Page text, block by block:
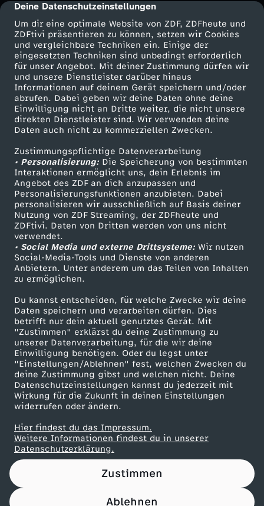
cmp-dialog-description
Deine Datenschutzeinstellungen
Um dir eine optimale Website von ZDF, ZDFheute und
ZDFtivi präsentieren zu können, setzen wir Cookies
und vergleichbare Techniken ein. Einige der
eingesetzten Techniken sind unbedingt erforderlich
für unser Angebot. Mit deiner Zustimmung dürfen wir
und unsere Dienstleister darüber hinaus
Informationen auf deinem Gerät speichern und/oder
abrufen. Dabei geben wir deine Daten ohne deine
Einwilligung nicht an Dritte weiter, die nicht unsere
direkten Dienstleister sind. Wir verwenden deine
Daten auch nicht zu kommerziellen Zwecken.
Zustimmungspflichtige Datenverarbeitung
• Personalisierung:Die Speicherung von bestimmten
Interaktionen ermöglicht uns, dein Erlebnis im
Angebot des ZDF an dich anzupassen und
Personalisierungsfunktionen anzubieten. Dabei
personalisieren wir ausschließlich auf Basis deiner
Nutzung von ZDF Streaming, der ZDFheute und
ZDFtivi. Daten von Dritten werden von uns nicht
verwendet.
• Social Media und externe Drittsysteme:Wir nutzen
Social-Media-Tools und Dienste von anderen
Anbietern. Unter anderem um das Teilen von Inhalten
zu ermöglichen.
Du kannst entscheiden, für welche Zwecke wir deine
Daten speichern und verarbeiten dürfen. Dies
betrifft nur dein aktuell genutztes Gerät. Mit
"Zustimmen" erklärst du deine Zustimmung zu
unserer Datenverarbeitung, für die wir deine
Einwilligung benötigen. Oder du legst unter
"Einstellungen/Ablehnen" fest, welchen Zwecken du
deine Zustimmung gibst und welchen nicht. Deine
Datenschutzeinstellungen kannst du jederzeit mit
Wirkung für die Zukunft in deinen Einstellungen
widerrufen oder ändern.
Hier findest du das Impressum.
Weitere Informationen findest du in unserer
Datenschutzerklärung.
Zustimmen
Ablehnen
v
o
n
R
i
o
Mehr ZDF
ZDF-Apps
Smart TV
ZDFtext
Livestreams
Sendungen A-Z
TV-Programm
Service
ZDFmitreden
Kontakt zum ZDF
Tickets
Zuschauerservice
Hilfe
ZDF Unternehmen
Karriere
ZDF goes Schule
Werbefernsehen
Mainzelmännchen
Partner